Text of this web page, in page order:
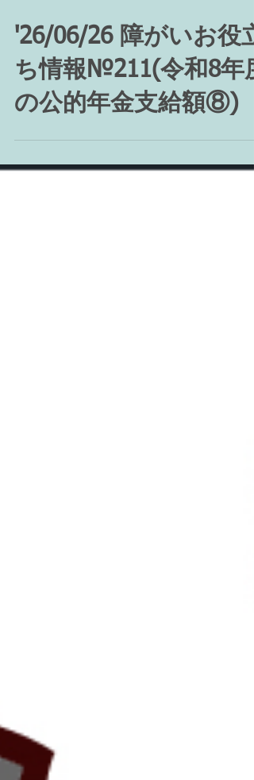
'26/06/26 障がいお役立
ち情報№211(令和8年
の公的年金支給額⑧)